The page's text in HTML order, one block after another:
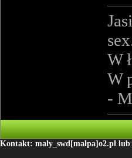
W
W
-
Kontakt: maly_swd[małpa]o2.pl lub